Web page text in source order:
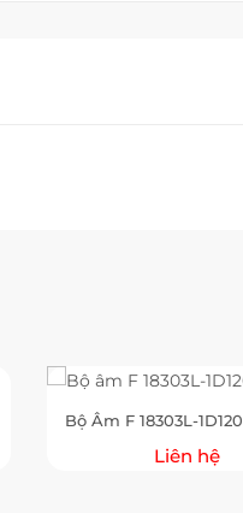
Bộ Âm F 18303L-1D120
Liên hệ